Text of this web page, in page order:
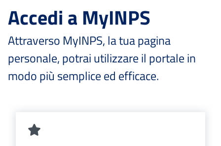
Accedi a MyINPS
Attraverso MyINPS, la tua pagina
personale, potrai utilizzare il portale in
modo più semplice ed efficace.